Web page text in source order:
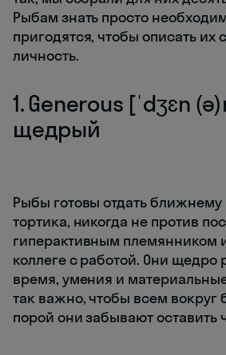
Рыбам знать просто
пригодятся, чтобы описать их
личность.
1. Generous [ˈdʒɛn
щедрый
Рыбы готовы отдать
тортика, никогда не против
гиперактивным племянником
коллеге с работой. Они щедро
время, умения и
так важно, чтобы всем вокруг
порой они забывают оставить